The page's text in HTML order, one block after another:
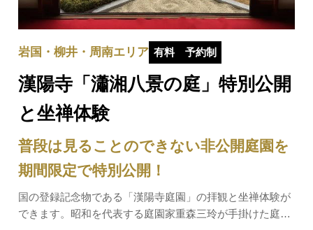
漢陽寺「瀟湘八景の庭」特別公開
と坐禅体験
普段は見ることのできない非公開庭園を
期間限定で特別公開！
国の登録記念物である「漢陽寺庭園」の拝観と坐禅体験が
できます。昭和を代表する庭園家重森三玲が手掛けた庭園
岩国・柳井・周南エリア 有料 予約制